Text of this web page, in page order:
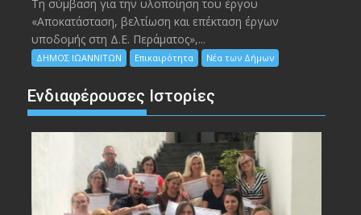
Τη σύμβαση για την υλοποίηση του έργου
«Αποκατάσταση, βελτίωση και επέκταση έργων
υποδομής στη Δ.Ε. Περάματος»,...
ΔΗΜΟΣ ΙΩΑΝΝΙΤΩΝ Επικαιρότητα Νέα των Δήμων
Ενδιαφέρουσες Ιστορίες